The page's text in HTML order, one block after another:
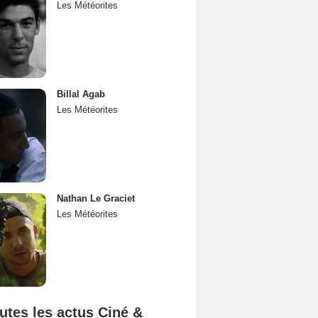
Les Météorites
Billal Agab
Les Météorites
Nathan Le Graciet
Les Météorites
les actus Ciné &